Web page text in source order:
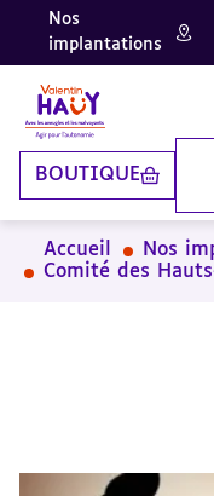
Aller
contenu
principal
Aller
pied
de
page
Aller
la
recherche
Nos
implantations
BOUTIQUE
Accueil
Nos
Comité des